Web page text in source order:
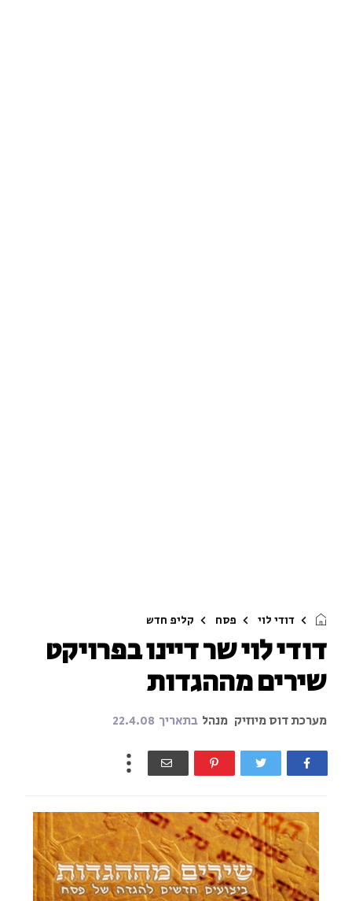
דודי לוי פסח קליפ חדש
דודי לוי שר דיינו בפרויקט
שירים מההגדות
מערכת דוס מיוזיק מנהל בתאריך 22.4.08